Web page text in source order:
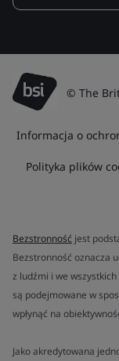
© The
Informacja o
Polityka plików
Bezstronność jest
Bezstronność oznacza
z ludźmi i we
są podejmowane w
wpłynąć na
Jako akredytowana